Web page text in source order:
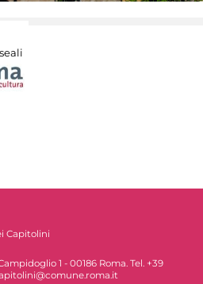
Capitolini
1 - 00186 Roma. Tel. +39